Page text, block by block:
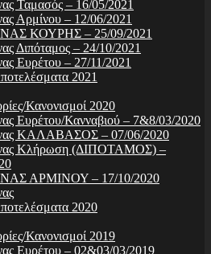
Ταμασός – 16/05/2021
Αρμίνου – 12/06/2021
ΚΟΥΡΗΣ – 25/09/2021
Διπόταμος – 24/10/2021
Ευρέτου – 27/11/2021
2021
Κανονισμοί 2020
Ευρέτου/Κανναβιού – 7&8/03/2020
ΚΑΛΑΒΑΣΟΣ – 07/06/2020
Κλήρωση (ΔΙΠΟΤΑΜΟΣ) –
ΑΡΜΙΝΟΥ – 17/10/2020
2020
Κανονισμοί 2019
Ευρέτου – 02&03/03/2019